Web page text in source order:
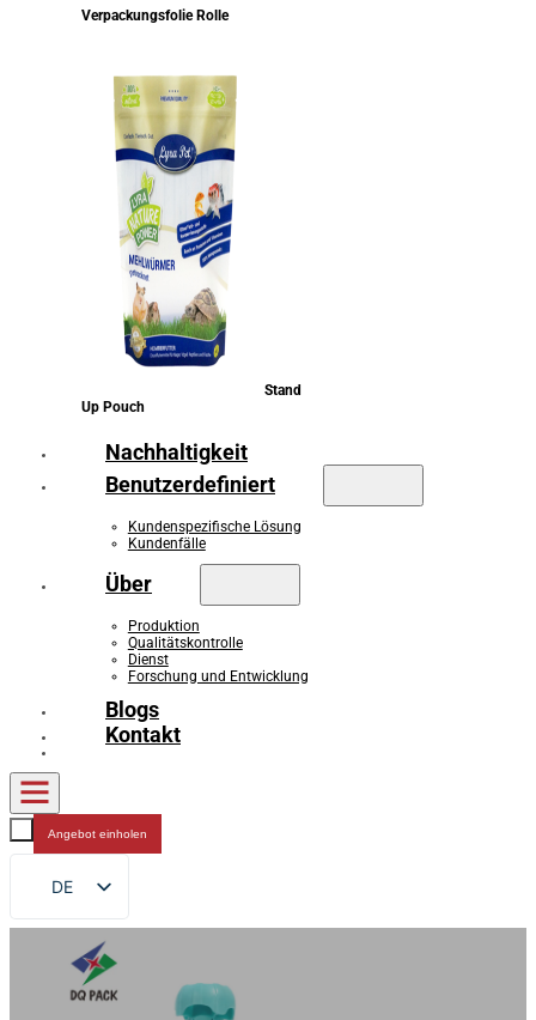
Verpackungsfolie Rolle
Stand
Up Pouch
Nachhaltigkeit
Benutzerdefiniert
Kundenspezifische Lösung
Kundenfälle
Über
Produktion
Qualitätskontrolle
Dienst
Forschung und Entwicklung
Blogs
Kontakt
Angebot einholen
DE
EN
FR
RU